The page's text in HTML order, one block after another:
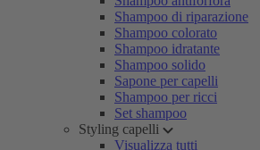
Shampoo di riparazione
Shampoo colorato
Shampoo idratante
Shampoo solido
Sapone per capelli
Shampoo per ricci
Set shampoo
Styling capelli
Visualizza tutti